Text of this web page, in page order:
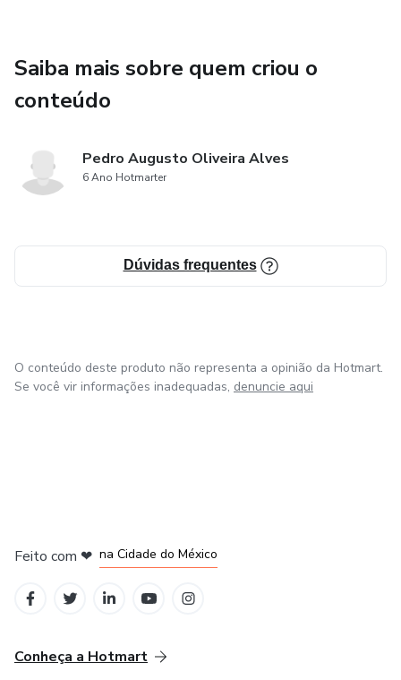
Saiba mais sobre quem criou o
conteúdo
Pedro Augusto Oliveira Alves
6 Ano Hotmarter
Dúvidas frequentes
O conteúdo deste produto não representa a opinião da Hotmart.
Se você vir informações inadequadas, denuncie aqui
Feito com ❤ na Cidade do México
Conheça a Hotmart